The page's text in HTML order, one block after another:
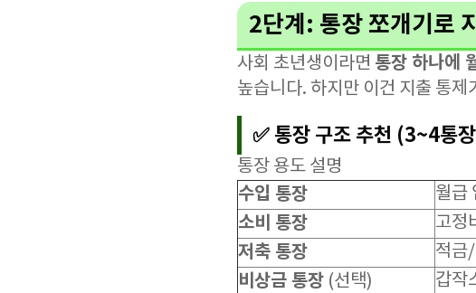
2단계: 통장 쪼개기로
사회 초년생이라면 통장 하나에
높습니다. 하지만 이건 지출 통
✅ 통장 구조 추천 (3~4통
통장 용도 설명
수입 통장 월급
소비 통장 고정
저축 통장 적금
비상금 통장 (선택) 갑작